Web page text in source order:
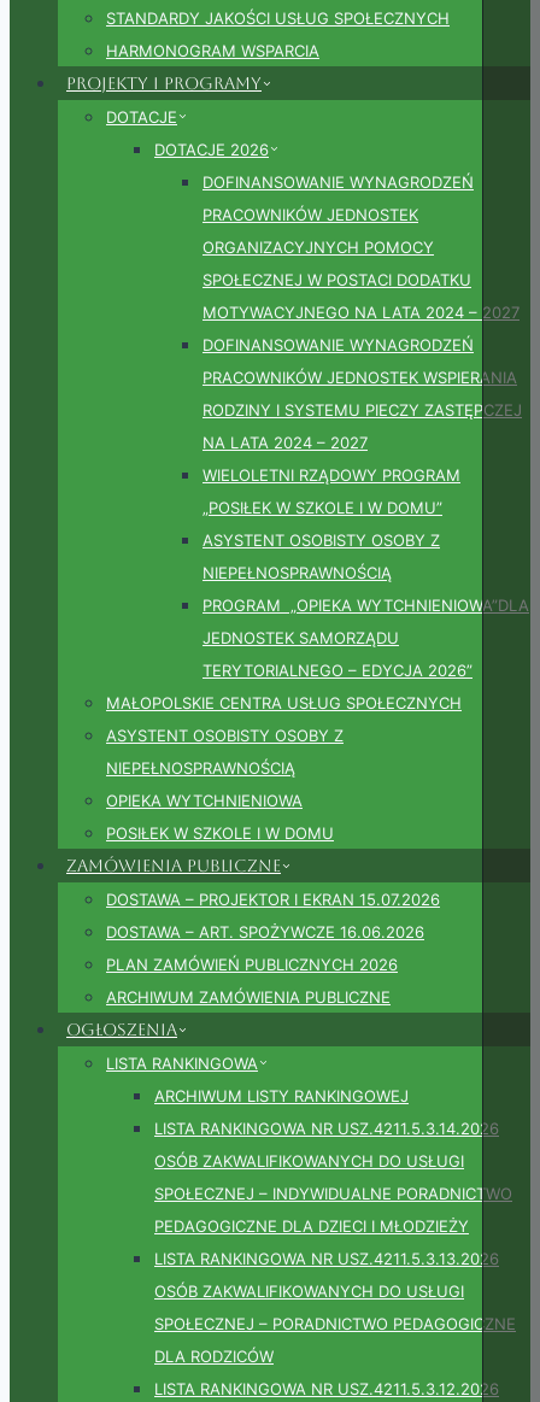
STANDARDY JAKOŚCI USŁUG SPOŁECZNYCH
HARMONOGRAM WSPARCIA
Projekty i Programy
DOTACJE
DOTACJE 2026
DOFINANSOWANIE WYNAGRODZEŃ
PRACOWNIKÓW JEDNOSTEK
ORGANIZACYJNYCH POMOCY
SPOŁECZNEJ W POSTACI DODATKU
MOTYWACYJNEGO NA LATA 2024 – 2027
DOFINANSOWANIE WYNAGRODZEŃ
PRACOWNIKÓW JEDNOSTEK WSPIERANIA
RODZINY I SYSTEMU PIECZY ZASTĘPCZEJ
NA LATA 2024 – 2027
WIELOLETNI RZĄDOWY PROGRAM
„POSIŁEK W SZKOLE I W DOMU”
ASYSTENT OSOBISTY OSOBY Z
NIEPEŁNOSPRAWNOŚCIĄ
PROGRAM „OPIEKA WYTCHNIENIOWA”DLA
JEDNOSTEK SAMORZĄDU
TERYTORIALNEGO – EDYCJA 2026”
MAŁOPOLSKIE CENTRA USŁUG SPOŁECZNYCH
ASYSTENT OSOBISTY OSOBY Z
NIEPEŁNOSPRAWNOŚCIĄ
OPIEKA WYTCHNIENIOWA
POSIŁEK W SZKOLE I W DOMU
Zamówienia publiczne
DOSTAWA – PROJEKTOR I EKRAN 15.07.2026
DOSTAWA – ART. SPOŻYWCZE 16.06.2026
PLAN ZAMÓWIEŃ PUBLICZNYCH 2026
ARCHIWUM ZAMÓWIENIA PUBLICZNE
Ogłoszenia
LISTA RANKINGOWA
ARCHIWUM LISTY RANKINGOWEJ
LISTA RANKINGOWA NR USZ.4211.5.3.14.2026
OSÓB ZAKWALIFIKOWANYCH DO USŁUGI
SPOŁECZNEJ – INDYWIDUALNE PORADNICTWO
PEDAGOGICZNE DLA DZIECI I MŁODZIEŻY
LISTA RANKINGOWA NR USZ.4211.5.3.13.2026
OSÓB ZAKWALIFIKOWANYCH DO USŁUGI
SPOŁECZNEJ – PORADNICTWO PEDAGOGICZNE
DLA RODZICÓW
LISTA RANKINGOWA NR USZ.4211.5.3.12.2026